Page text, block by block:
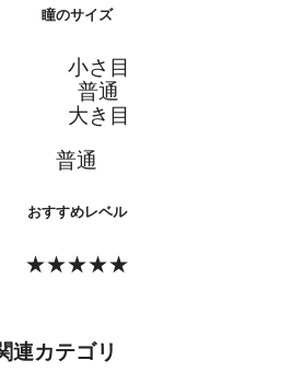
瞳のサイズ
小さ目
普通
大き目
普通
おすすめレベル
★★★★★
連カテゴリ